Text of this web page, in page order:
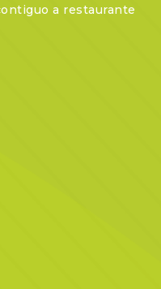
a restaurante